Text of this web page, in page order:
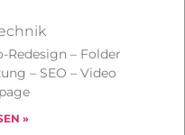
Redesign – Folder
– SEO – Video
»